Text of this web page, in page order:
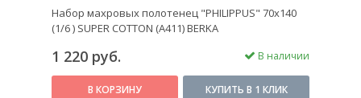
Набор махровых полотенец "PHILIPPUS" 70х140
(1/6 ) SUPER COTTON (A411) BERKA
1 220 руб. В наличии
В КОРЗИНУ КУПИТЬ В 1 КЛИК